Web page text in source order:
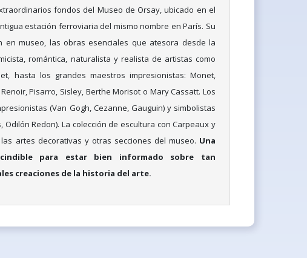
fondos del Museo de Orsay, ubicado en el
estación ferroviaria del mismo nombre en París. Su
en museo, las obras esenciales que atesora desde la
romántica, naturalista y realista de artistas como
hasta los grandes maestros impresionistas: Monet,
Pisarro, Sisley, Berthe Morisot o Mary Cassatt. Los
(Van Gogh, Cezanne, Gauguin) y simbolistas
Odilón Redon). La colección de escultura con Carpeaux y
artes decorativas y otras secciones del museo. Una
para estar bien informado sobre tan
creaciones de la historia del arte.